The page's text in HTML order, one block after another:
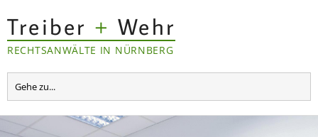
Treiber + Wehr
RECHTSANWÄLTE IN NÜRNBERG